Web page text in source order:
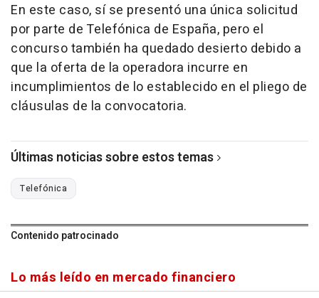
En este caso, sí se presentó una única solicitud
por parte de Telefónica de España, pero el
concurso también ha quedado desierto debido a
que la oferta de la operadora incurre en
incumplimientos de lo establecido en el pliego de
cláusulas de la convocatoria.
Últimas noticias sobre estos temas
Telefónica
Contenido patrocinado
Lo más leído en mercado financiero